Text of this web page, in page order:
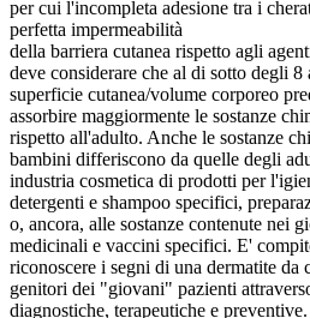
per cui l'incompleta adesione tra i
perfetta impermeabilità
della barriera cutanea rispetto agli
deve considerare che al di sotto degli
superficie cutanea/volume corporeo
assorbire maggiormente le sostanze
rispetto all'adulto. Anche le sostanze
bambini differiscono da quelle degli
industria cosmetica di prodotti per
detergenti e shampoo specifici,
o, ancora, alle sostanze contenute nei
medicinali e vaccini specifici. E'
riconoscere i segni di una dermatite da
genitori dei "giovani" pazienti
diagnostiche, terapeutiche e preventive.